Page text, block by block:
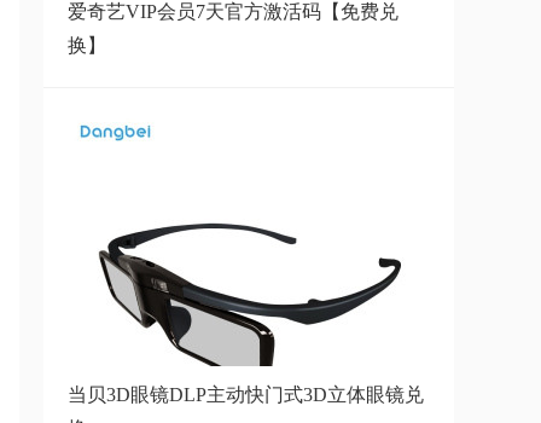
当贝3D眼镜DLP主动快门式3D立
体眼镜兑换
爱奇艺VIP会员7天官方激活码【免费兑
换】
当贝3D眼镜DLP主动快门式3D立体眼镜兑